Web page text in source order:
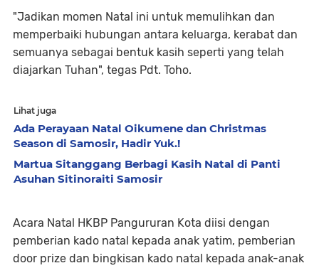
"Jadikan momen Natal ini untuk memulihkan dan
memperbaiki hubungan antara keluarga, kerabat dan
semuanya sebagai bentuk kasih seperti yang telah
diajarkan Tuhan", tegas Pdt. Toho.
Lihat juga
Ada Perayaan Natal Oikumene dan Christmas
Season di Samosir, Hadir Yuk.!
Martua Sitanggang Berbagi Kasih Natal di Panti
Asuhan Sitinoraiti Samosir
Acara Natal HKBP Pangururan Kota diisi dengan
pemberian kado natal kepada anak yatim, pemberian
door prize dan bingkisan kado natal kepada anak-anak